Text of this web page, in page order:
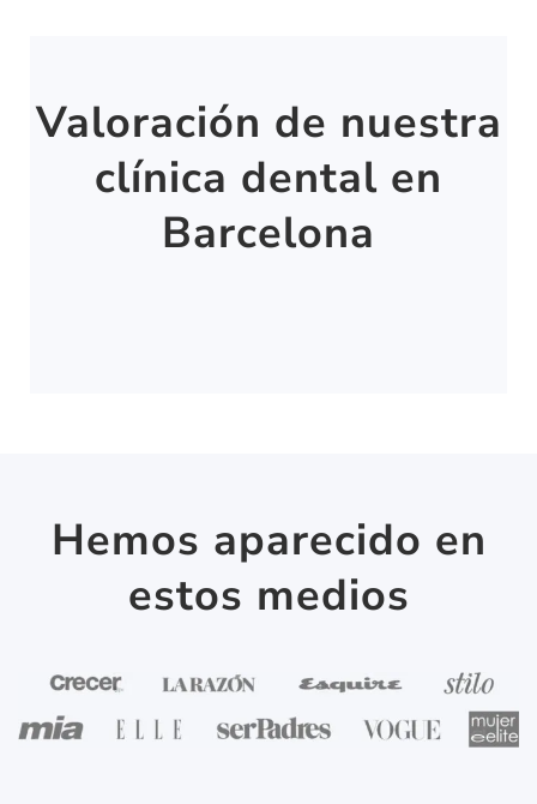
Valoración de nuestra
clínica dental en
Barcelona
Hemos aparecido en
estos medios